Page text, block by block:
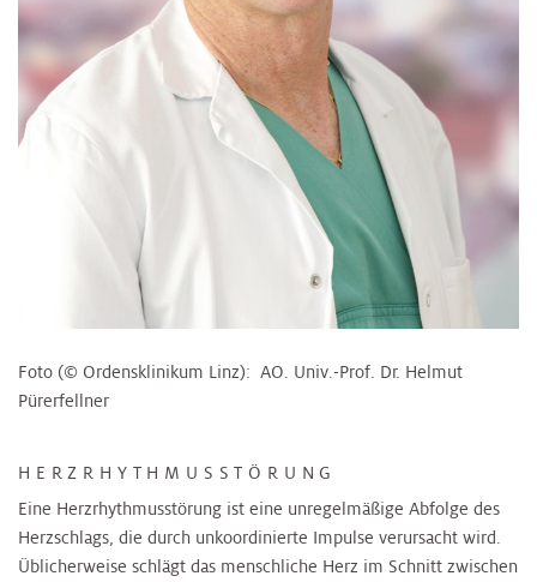
Foto (© Ordensklinikum Linz): AO. Univ.-Prof. Dr. Helmut
Pürerfellner
HERZRHYTHMUSSTÖRUNG
Eine Herzrhythmusstörung ist eine unregelmäßige Abfolge des
Herzschlags, die durch unkoordinierte Impulse verursacht wird.
Üblicherweise schlägt das menschliche Herz im Schnitt zwischen